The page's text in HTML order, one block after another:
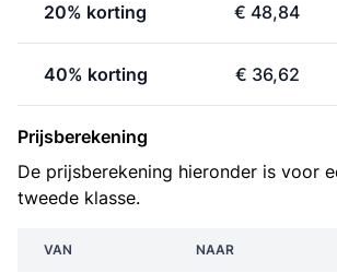
20% korting € 48,84
40% korting € 36,62
Prijsberekening
De prijsberekening hieronder is voor
tweede klasse.
VAN NAAR